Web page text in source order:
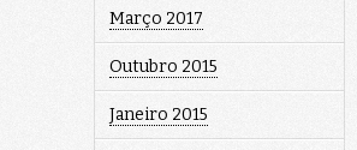
Março 2017
Outubro 2015
Janeiro 2015